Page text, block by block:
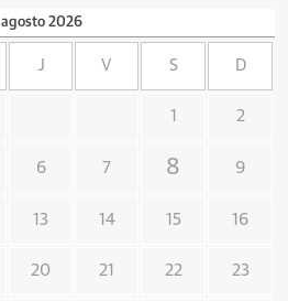
agosto 2026
J V S D
1 2
6 7 8 9
13 14 15 16
20 21 22 23